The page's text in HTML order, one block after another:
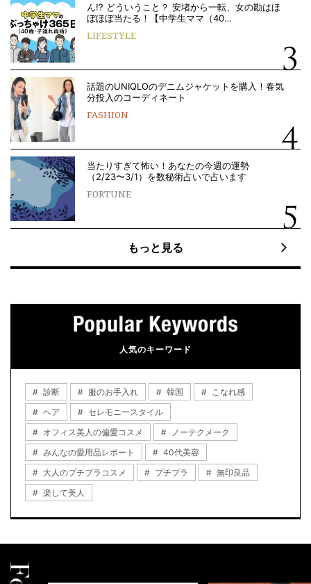
ん!? どういうこと？ 安堵から一転、女の勘はほ
ぼほぼ当たる！【中学生ママ（40…
LIFESTYLE
話題のUNIQLOのデニムジャケットを購入！春気
分投入のコーディネート
FASHION
当たりすぎて怖い！あなたの今週の運勢
（2/23〜3/1）を数秘術占いで占います
FORTUNE
もっと見る
人気のキーワード
診断 服のお手入れ 韓国
こなれ感
ヘア
セレモニースタイル
オフィス美人の偏愛コスメ
ノーテクメーク
みんなの愛用品レポート
40代美容
大人のプチプラコスメ
プチプラ
無印良品
楽して美人